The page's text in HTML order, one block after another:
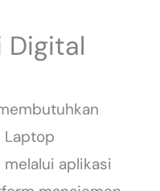
Digital
Laptop
aplikasi